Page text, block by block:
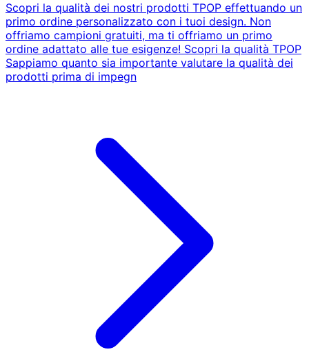
Scopri la qualità dei nostri prodotti TPOP effettuando un
primo ordine personalizzato con i tuoi design. Non
offriamo campioni gratuiti, ma ti offriamo un primo
ordine adattato alle tue esigenze! Scopri la qualità TPOP
Sappiamo quanto sia importante valutare la qualità dei
prodotti prima di impegn